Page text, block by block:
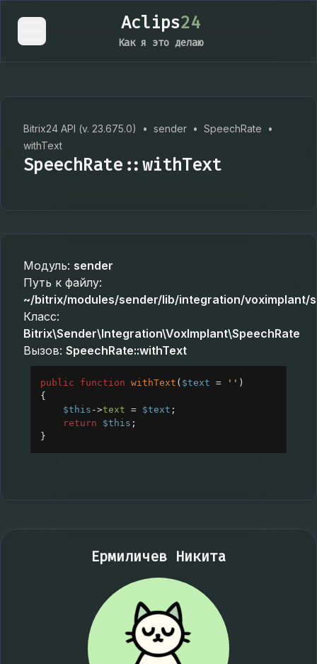
Aclips24
Как я это делаю
Bitrix24 API (v. 23.675.0) • sender • SpeechRate
•
withText
SpeechRate::withText
Модуль: sender
Путь к файлу:
~/bitrix/modules/sender/lib/integration/voximplant/
Класс:
Bitrix\Sender\Integration\VoxImplant\SpeechRate
Вызов: SpeechRate::withText
public function withText ( $text = '' )
{
$this ->text = $text ;
return
$this ;
}
Ермиличев Никита